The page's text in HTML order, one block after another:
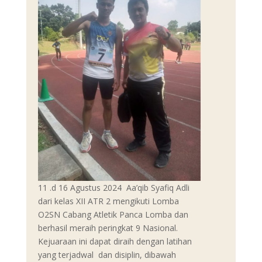
11 .d 16 Agustus 2024 Aa’qib Syafiq Adli
dari kelas XII ATR 2 mengikuti Lomba
O2SN Cabang Atletik Panca Lomba dan
berhasil meraih peringkat 9 Nasional.
Kejuaraan ini dapat diraih dengan latihan
yang terjadwal dan disiplin, dibawah